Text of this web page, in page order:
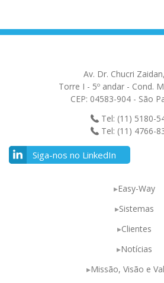
Av. Dr. Chucri
Torre I - 5º andar - Cond.
CEP: 04583-904 - São
Tel: (11) 5180-
Tel: (11) 4766-
Siga-nos no LinkedIn
Easy-Way
Sistemas
Clientes
Notícias
Missão, Visão e